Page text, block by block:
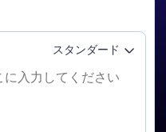
スタンダード